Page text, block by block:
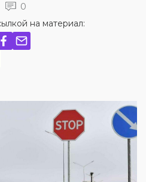
0
на материал: